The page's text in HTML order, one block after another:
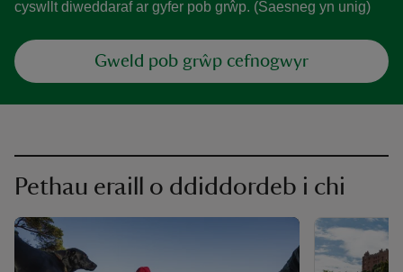
cyswllt diweddaraf ar gyfer pob grŵp. (Saesneg yn unig)
Gweld pob grŵp cefnogwyr
Pethau eraill o ddiddordeb i chi